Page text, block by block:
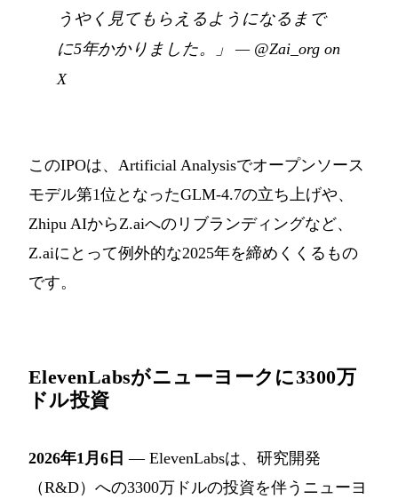
うやく見てもらえるようになるまで
に5年かかりました。」 — @Zai_org on
X
このIPOは、Artificial Analysisでオープンソース
モデル第1位となったGLM-4.7の立ち上げや、
Zhipu AIからZ.aiへのリブランディングなど、
Z.aiにとって例外的な2025年を締めくくるもの
です。
ElevenLabsがニューヨークに3300万
ドル投資
2026年1月6日 — ElevenLabsは、研究開発
（R&D）への3300万ドルの投資を伴うニューヨ